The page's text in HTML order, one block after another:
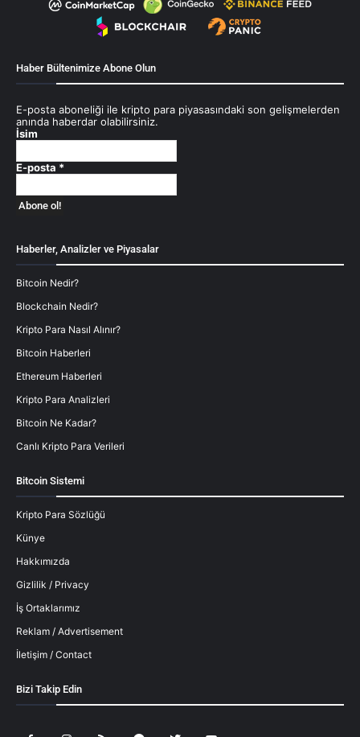
Haber Bültenimize Abone Olun
E-posta aboneliği ile kripto para piyasasındaki son gelişmelerden
anında haberdar olabilirsiniz.
İsim
E-posta *
Haberler, Analizler ve Piyasalar
Bitcoin Nedir?
Blockchain Nedir?
Kripto Para Nasıl Alınır?
Bitcoin Haberleri
Ethereum Haberleri
Kripto Para Analizleri
Bitcoin Ne Kadar?
Canlı Kripto Para Verileri
Bitcoin Sistemi
Kripto Para Sözlüğü
Künye
Hakkımızda
Gizlilik / Privacy
İş Ortaklarımız
Reklam / Advertisement
İletişim / Contact
Bizi Takip Edin